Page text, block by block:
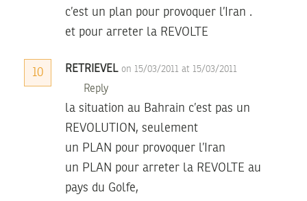
c’est un plan pour provoquer l’Iran .
et pour arreter la REVOLTE
10 RETRIEVEL on 15/03/2011 at 15/03/2011
Reply
la situation au Bahrain c’est pas un
REVOLUTION, seulement
un PLAN pour provoquer l’Iran
un PLAN pour arreter la REVOLTE au
pays du Golfe,